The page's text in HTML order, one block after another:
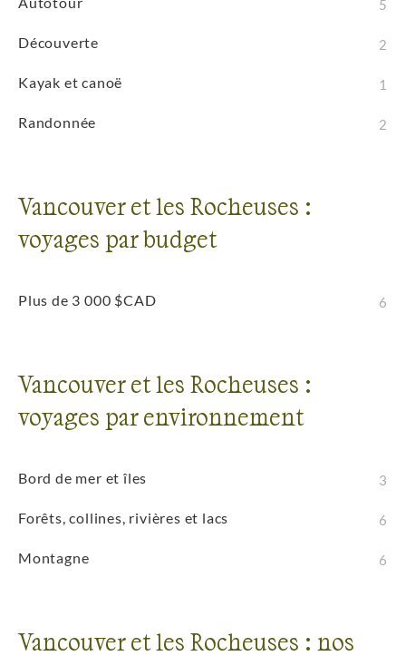
5
Découverte 2
Kayak et canoë 1
Randonnée 2
Vancouver et les Rocheuses :
voyages par budget
Plus de 3 000 $CAD 6
Vancouver et les Rocheuses :
voyages par environnement
Bord de mer et îles 3
Forêts, collines, rivières et lacs 6
Montagne 6
Vancouver et les Rocheuses : nos